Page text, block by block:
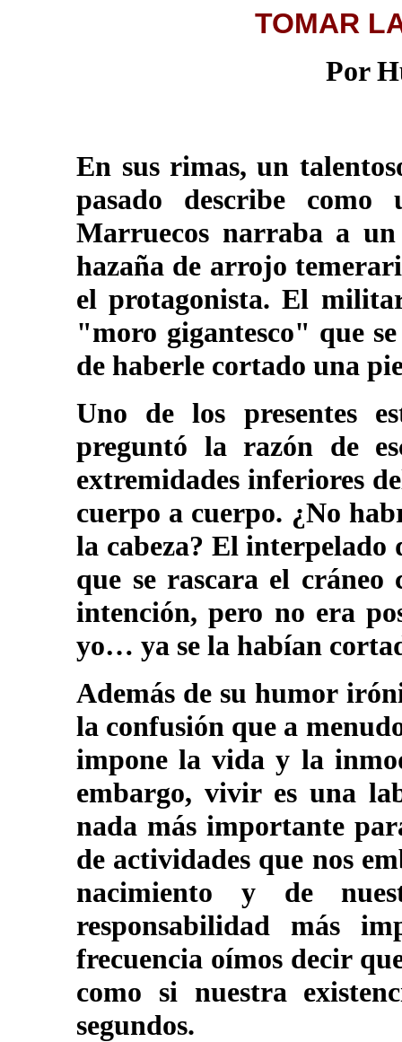
TOMAR
Por
En sus rimas, un
pasado describe
Marruecos narraba a
hazaña de arrojo
el protagonista. El
"moro gigantesco" que
de haberle cortado una
Uno de los presentes
preguntó la razón de
extremidades inferiores
cuerpo a cuerpo. ¿No
la cabeza? El interpelado
que se rascara el
intención, pero no era
yo… ya se la habían
Además de su humor
la confusión que a
impone la vida y la
embargo, vivir es una
nada más importante
de actividades que nos
nacimiento y de
responsabilidad más
frecuencia oímos decir
como si nuestra
segundos.